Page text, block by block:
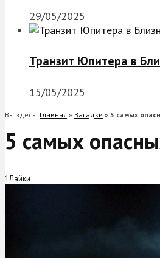
29/05/2025
Транзит Юпитера в
15/05/2025
Вы здесь: Главная » Загадки » 5 самых
5 самых
1Лайки